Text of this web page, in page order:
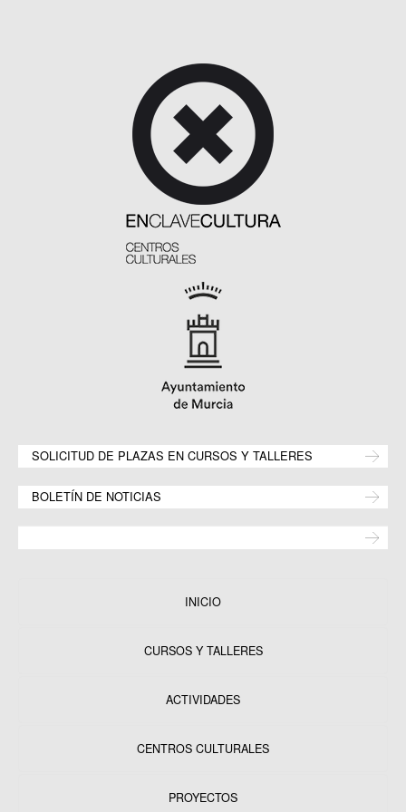
SOLICITUD DE PLAZAS EN CURSOS Y TALLERES
BOLETÍN DE NOTICIAS
INICIO
CURSOS Y TALLERES
ACTIVIDADES
CENTROS CULTURALES
PROYECTOS